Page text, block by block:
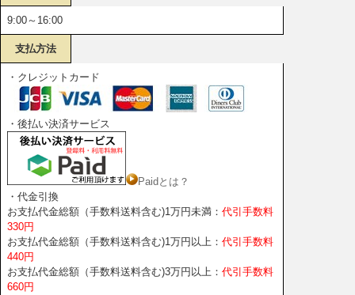
9:00～16:00
支払方法
・クレジットカード
・後払い決済サービス
Paidとは？
・代金引換
お支払代金総額（手数料送料含む)1万円未満： 代引手数料
330円
お支払代金総額（手数料送料含む)1万円以上： 代引手数料
440円
お支払代金総額（手数料送料含む)3万円以上： 代引手数料
660円